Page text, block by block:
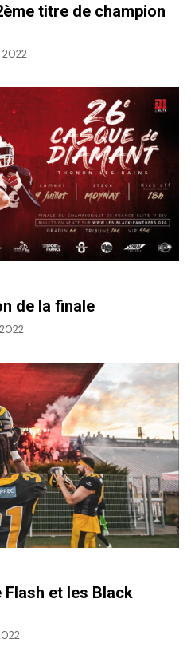
titre de champion
2022
de la finale
Flash et les Black